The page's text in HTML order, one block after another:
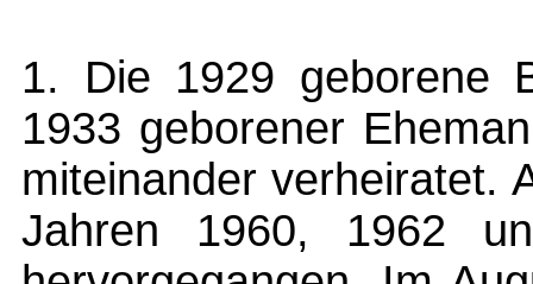
1. Die 1929 geborene
1933 geborener
miteinander verheiratet.
Jahren 1960, 1962